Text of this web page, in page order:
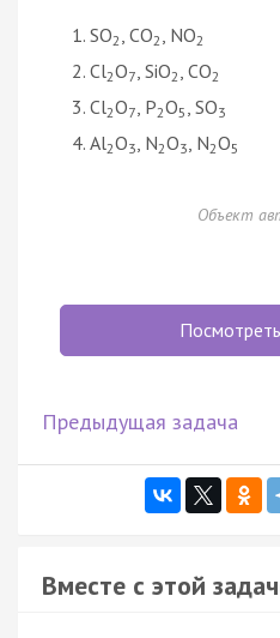
SO2 , CO2 , NO2
Cl2O7 , SiO2 , CO2
Cl2O7 , P2O5 , SO3
Al2O3 , N2O3 , N2O5
Объект
Предыдущая задача
Вместе с этой